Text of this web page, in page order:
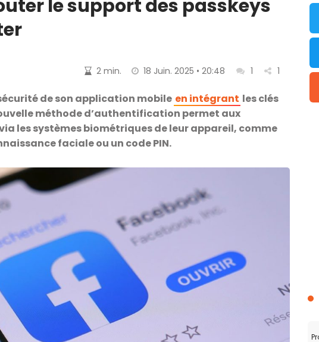
le support des passkeys
2 min. 18 Juin. 2025 • 20:48 1 1
de son application mobile en intégrant les clés
méthode d’authentification permet aux
les systèmes biométriques de leur appareil, comme
faciale ou un code PIN.